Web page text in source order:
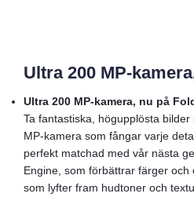
Ultra 200 MP-
Ultra 200 MP-kamera, nu på
Ta fantastiska, högupplösta
MP-kamera som fångar varje
perfekt matchad med vår nästa
Engine, som förbättrar färger
som lyfter fram hudtoner och